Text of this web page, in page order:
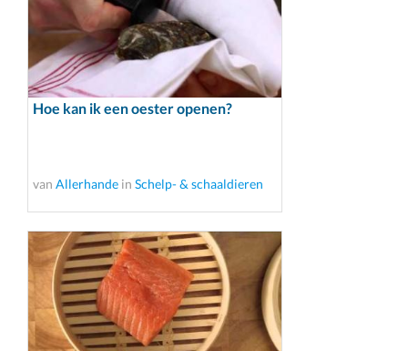
Hoe kan ik een oester openen?
van Allerhande in Schelp- & schaaldieren